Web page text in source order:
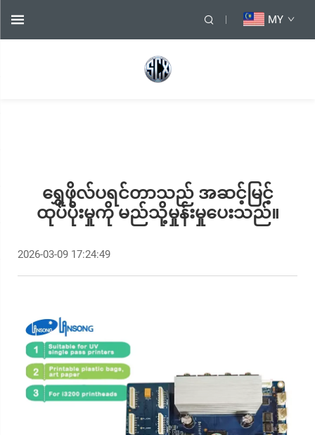
MY
ရွှေဖိုလ်ပရင်တာသည် အဆင့်မြင့်
ထုပ်ပိုးမှုကို မည်သို့မှုန်းမှုပေးသည်။
2026-03-09 17:24:49